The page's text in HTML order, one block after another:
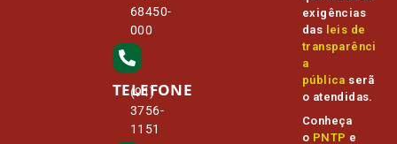
68450-
000
TELEFONE
(91)
3756-
1151
exigências
das leis de
transparênci
a
pública serã
o atendidas.
Conheça
o PNTP e